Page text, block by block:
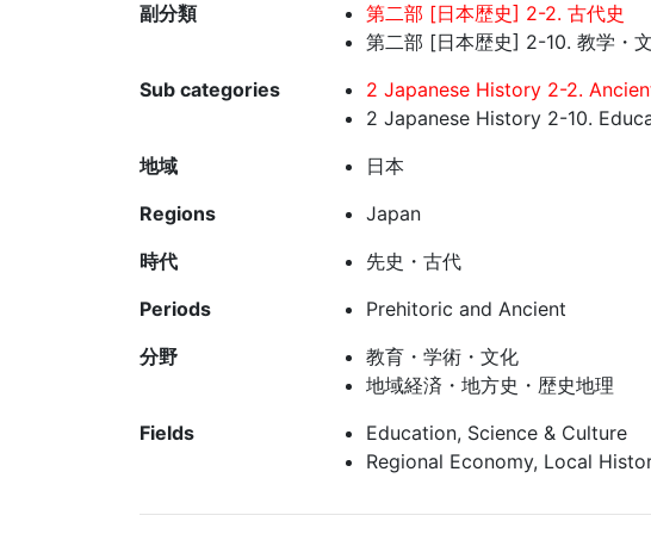
副分類
第二部 [日本歴史] 2-2. 古代史
第二部 [日本歴史] 2-10. 教学・
Sub categories
2 Japanese History 2-2.
2 Japanese History 2-10.
地域
日本
Regions
Japan
時代
先史・古代
Periods
Prehitoric and Ancient
分野
教育・学術・文化
地域経済・地方史・歴史地理
Fields
Education, Science & Culture
Regional Economy, Local